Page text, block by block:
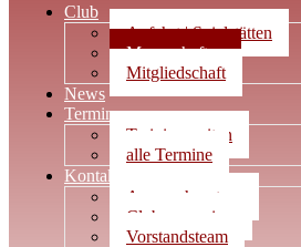
Club
Anfahrt | Spielstätten
Mannschaften
Mitgliedschaft
News
Termine
Trainingszeiten
alle Termine
Kontakt
Ansprechpartner
Clubwegweiser
Vorstandsteam